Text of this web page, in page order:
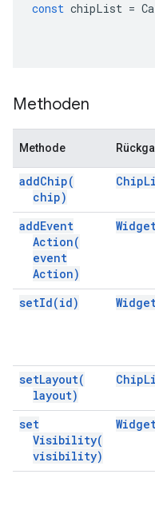
const chipList =
Methoden
Methode
addChip(
chip)
Chip
addEvent
Action(
event
Action)
setId(id)
setLayout(
layout)
Chip
set
Visibility(
visibility)